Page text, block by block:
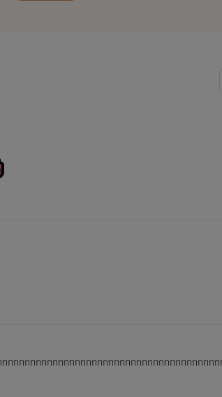
กกกกกกกกกกกกกกกกกกกกกกกกกกกกกกกกกกกกก